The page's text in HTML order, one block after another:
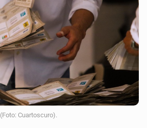
(Foto: Cuartoscuro).